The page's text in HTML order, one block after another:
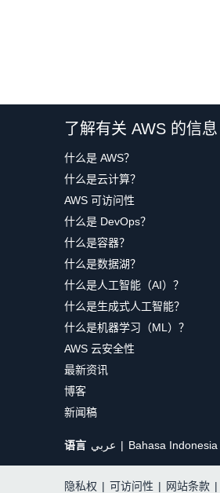
了解有关 AWS 的信息
什么是 AWS？
什么是云计算？
AWS 可访问性
什么是 DevOps？
什么是容器？
什么是数据湖？
什么是人工智能（AI）？
什么是生成式人工智能？
什么是机器学习（ML）？
AWS 云安全性
最新资讯
博客
新闻稿
语言 عربي Bahasa Indonesia
隐私权 | 可访问性 | 网站条款 |